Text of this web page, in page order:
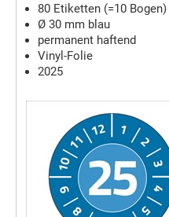
80 Etiketten (=10 Bogen)
Ø 30 mm blau
permanent haftend
Vinyl-Folie
2025